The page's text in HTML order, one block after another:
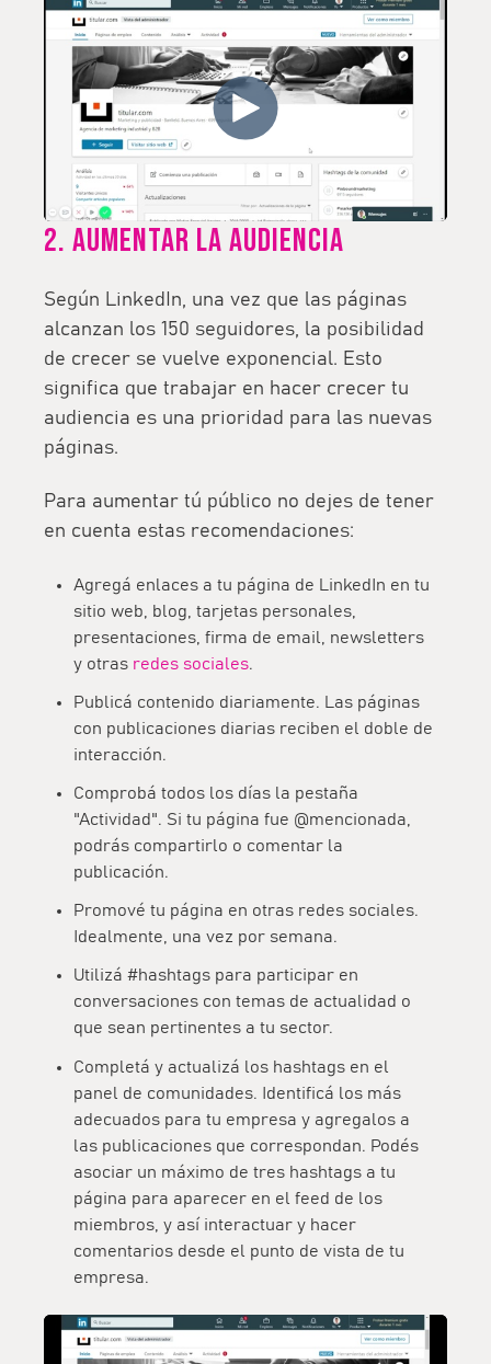
2. Aumentar la audiencia
Según LinkedIn, una vez que las páginas
alcanzan los 150 seguidores, la posibilidad
de crecer se vuelve exponencial. Esto
significa que trabajar en hacer crecer tu
audiencia es una prioridad para las nuevas
páginas.
Para aumentar tú público no dejes de tener
en cuenta estas recomendaciones:
Agregá enlaces a tu página de LinkedIn en tu
sitio web, blog, tarjetas personales,
presentaciones, firma de email, newsletters
y otras redes sociales.
Publicá contenido diariamente. Las páginas
con publicaciones diarias reciben el doble de
interacción.
Comprobá todos los días la pestaña
"Actividad". Si tu página fue @mencionada,
podrás compartirlo o comentar la
publicación.
Promové tu página en otras redes sociales.
Idealmente, una vez por semana.
Utilizá #hashtags para participar en
conversaciones con temas de actualidad o
que sean pertinentes a tu sector.
Completá y actualizá los hashtags en el
panel de comunidades. Identificá los más
adecuados para tu empresa y agregalos a
las publicaciones que correspondan. Podés
asociar un máximo de tres hashtags a tu
página para aparecer en el feed de los
miembros, y así interactuar y hacer
comentarios desde el punto de vista de tu
empresa.